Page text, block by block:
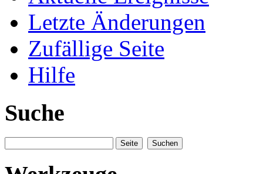
Letzte Änderungen
Zufällige Seite
Hilfe
Suche